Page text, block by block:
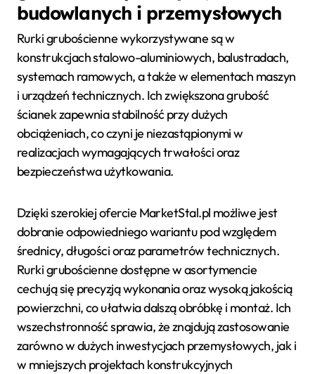
budowlanych i przemysłowych
Rurki grubościenne wykorzystywane są w
konstrukcjach stalowo-aluminiowych, balustradach,
systemach ramowych, a także w elementach maszyn
i urządzeń technicznych. Ich zwiększona grubość
ścianek zapewnia stabilność przy dużych
obciążeniach, co czyni je niezastąpionymi w
realizacjach wymagających trwałości oraz
bezpieczeństwa użytkowania.
Dzięki szerokiej ofercie MarketStal.pl możliwe jest
dobranie odpowiedniego wariantu pod względem
średnicy, długości oraz parametrów technicznych.
Rurki grubościenne dostępne w asortymencie
cechują się precyzją wykonania oraz wysoką jakością
powierzchni, co ułatwia dalszą obróbkę i montaż. Ich
wszechstronność sprawia, że znajdują zastosowanie
zarówno w dużych inwestycjach przemysłowych, jak i
w mniejszych projektach konstrukcyjnych